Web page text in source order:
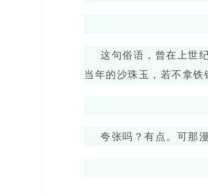
这句俗语，曾在上世
当年的沙珠玉，若不拿铁
夸张吗？有点。可那